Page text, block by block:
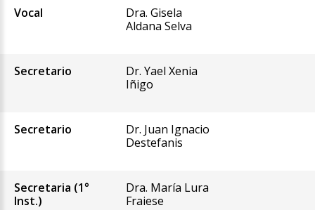
Vocal
Dra. Gisela
Aldana Selva
Secretario
Dr. Yael Xenia
Iñigo
Secretario
Dr. Juan Ignacio
Destefanis
Secretaria (1°
Inst.)
Dra. María Lura
Fraiese